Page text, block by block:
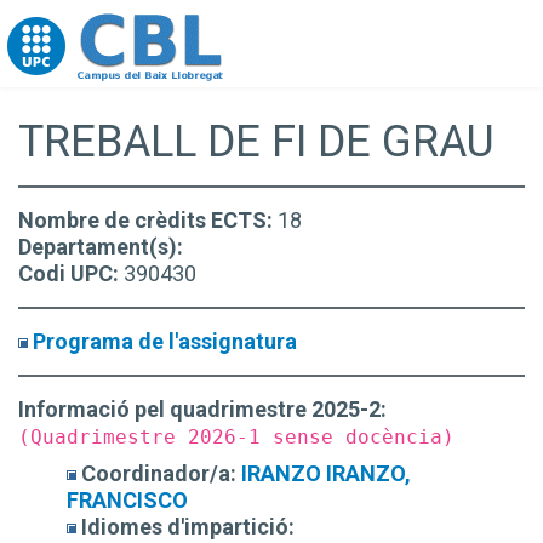
Go to upc.edu
TREBALL DE FI DE GRAU
Nombre de crèdits ECTS: 18
Departament(s):
Codi UPC: 390430
Programa de l'assignatura
Informació pel quadrimestre 2025-2:
(Quadrimestre 2026-1 sense docència)
Coordinador/a: IRANZO IRANZO,
FRANCISCO
Idiomes d'impartició: